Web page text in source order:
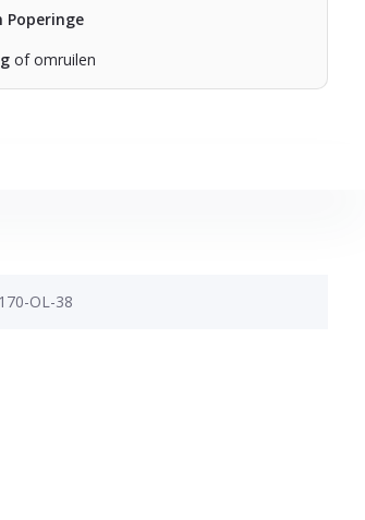
Poperinge
of omruilen
OL-38